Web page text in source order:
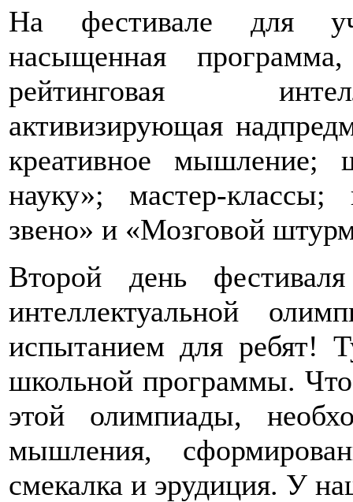
На фестивале для
насыщенная
рейтинговая
активизирующая
креативное мышление;
науку»; мастер-
звено» и «Мозговой
Второй день
интеллектуальной
испытанием для ребят!
школьной программы.
этой олимпиады,
мышления,
смекалка и эрудиция. У